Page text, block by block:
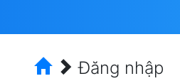
Đăng nhập